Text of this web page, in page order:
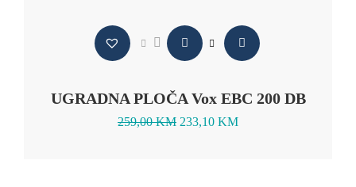
UGRADNA PLOČA Vox EBC 200 DB
259,00KM 233,10 KM